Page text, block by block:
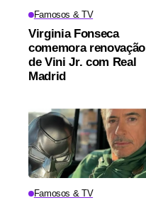
Famosos & TV
Virginia Fonseca
comemora renovação
de Vini Jr. com Real
Madrid
Famosos & TV